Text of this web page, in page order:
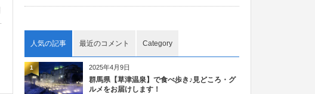
人気の記事 最近のコメント Category
2025年4月9日
群馬県【草津温泉】で食べ歩き♪見どころ・グ
ルメをお届けします！
1